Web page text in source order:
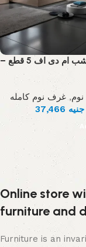
غرفة نوم خشب ام دى اف 5 قطع –
,غرف نوم كامله
جنيه
Online store
furniture and
Furniture is an